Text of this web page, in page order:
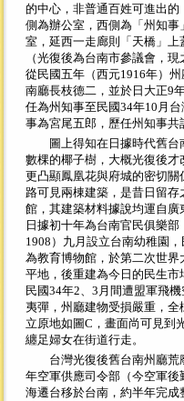
的中心，非普通百姓可進出的
側為辦公室，西側為「州知事
室，延西一走廊則「天橋」上
（光復後為台南市參議會，
從民國五年（西元1916年）
南廳長枝德二，並於日大正9
任為州知事至民國34年10月
事為宮尾五郎，歷任州知事共
圖上得知在日據時代舊台
數棵的椰子樹，大概光復後才
更凸顯鳳凰花與府城的密切關
路可見兩棟建築，是昔日留
館，其建築材料據說均運自廣
日據初十年為台南官民俱樂
1908）九月設立台南幼稚園
為教育博物館，於第二次世界
平地，後重建為今日的民生市
民國34年2、3月間遭盟軍飛
夷彈，州廳建物受損嚴重，全
立原地如圖C，畫面尚可見到
纏足婦女在街道行走。
台灣光復後舊台南州廳荒
年空軍供應司令部（今空軍後
海遷台移於台南，約半年完成